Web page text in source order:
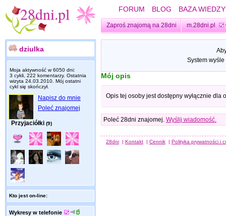
FORUM BLOG BAZA WIEDZY
Zaproś znajomą na 28dni m.28dni.pl
dziulka
Moja aktywność w 6050 dni:
3 cykli, 222 komentarzy. Ostatnia
wizyta 24.03.2010 . Mój ostatni
cykl się skończył.
Napisz do mnie
Poleć znajomej
Przyjaciółki (9)
Kto jest on-line:
Wykresy w telefonie
System
Mój opis
Opis tej osoby jest dostępny wyłącznie dla
Poleć 28dni znajomej. Wyślij wiadomość.
28dni | Kontakt | Cennik | Polityka prywatności i